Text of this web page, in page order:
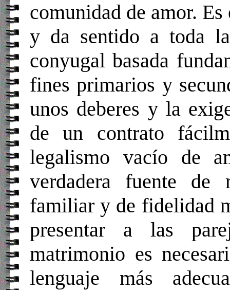
comunidad de amor.
y da sentido a toda
conyugal basada
fines primarios y
unos deberes y la
de un contrato
legalismo vacío de
verdadera fuente de
familiar y de fidelidad
presentar a las
matrimonio es
lenguaje más